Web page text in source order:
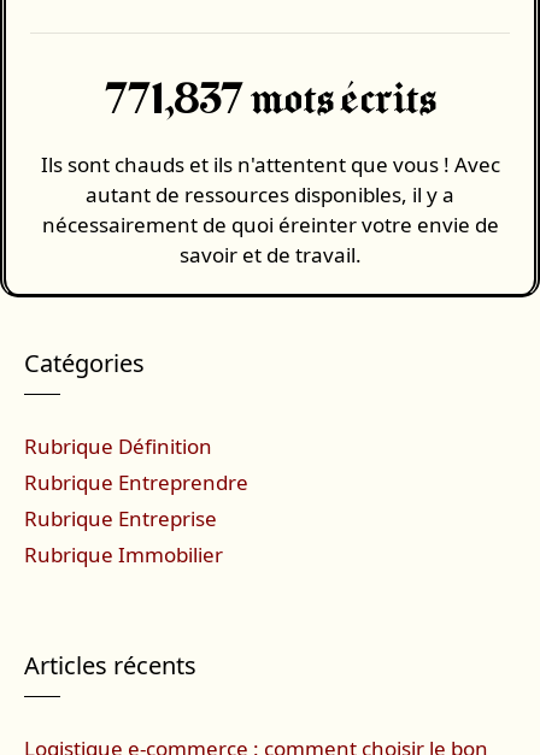
771,837 mots écrits
Ils sont chauds et ils n'attentent que vous ! Avec
autant de ressources disponibles, il y a
nécessairement de quoi éreinter votre envie de
savoir et de travail.
Catégories
Rubrique Définition
Rubrique Entreprendre
Rubrique Entreprise
Rubrique Immobilier
Articles récents
Logistique e-commerce : comment choisir le bon